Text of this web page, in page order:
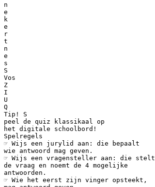
n
e
k
e
r
t
n
e
s
S
Vos
Z
I
U
Q
Tip! S
peel de quiz klassikaal op
het digitale schoolbord!
Spelregels
☞ Wijs een jurylid aan: die bepaalt
wie antwoord mag geven.
☞ Wijs een vragensteller aan: die stelt
de vraag en noemt de 4 mogelijke
antwoorden.
☞ Wie het eerst zijn vinger opsteekt,